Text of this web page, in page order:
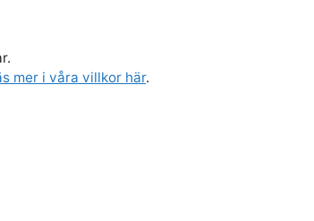
mer i våra villkor här.